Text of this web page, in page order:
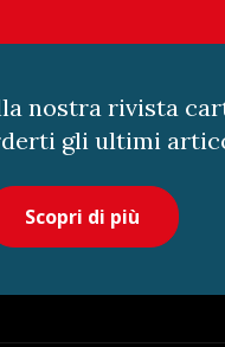
nostra rivista
gli ultimi
Scopri di più